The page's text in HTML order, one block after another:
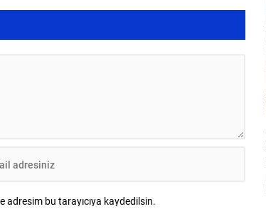
yaş
adresim bu tarayıcıya kaydedilsin.